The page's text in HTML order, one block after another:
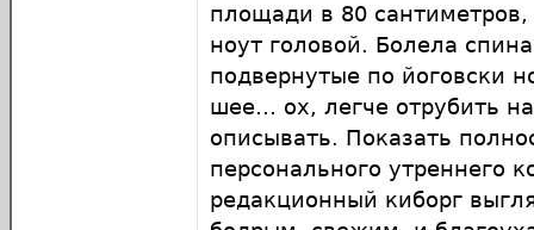
площади в 80
ноут головой. Болела
подвернутые по йоговски
шее… ох, легче отрубить
описывать. Показать
персонального утреннего
редакционный киборг